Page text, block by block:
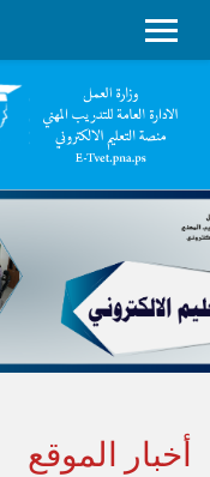
واجهة جانبية
أخبار الموقع